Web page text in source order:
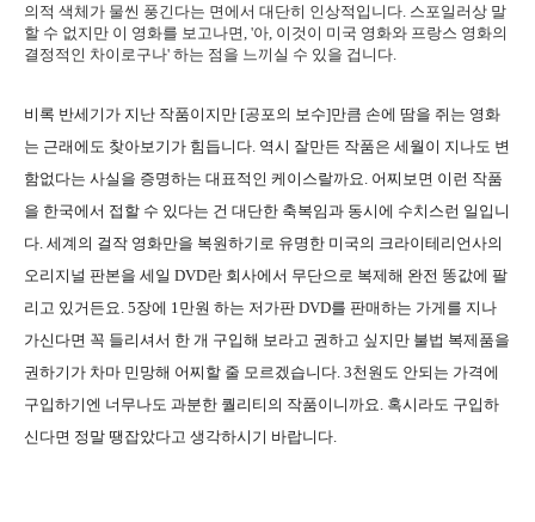
의적 색체가 물씬 풍긴다는 면에서 대단히 인상적입니다. 스포일러상 말
할 수 없지만 이 영화를 보고나면, '아, 이것이 미국 영화와 프랑스 영화의
결정적인 차이로구나' 하는 점을 느끼실 수 있을 겁니다.
비록 반세기가 지난 작품이지만 [공포의 보수]만큼 손에 땀을 쥐는 영화
는 근래에도 찾아보기가 힘듭니다. 역시 잘만든 작품은 세월이 지나도 변
함없다는 사실을 증명하는 대표적인 케이스랄까요. 어찌보면 이런 작품
을 한국에서 접할 수 있다는 건 대단한 축복임과 동시에 수치스런 일입니
다. 세계의 걸작 영화만을 복원하기로 유명한 미국의 크라이테리언사의
오리지널 판본을 세일 DVD란 회사에서 무단으로 복제해 완전 똥값에 팔
리고 있거든요. 5장에 1만원 하는 저가판 DVD를 판매하는 가게를 지나
가신다면 꼭 들리셔서 한 개 구입해 보라고 권하고 싶지만 불법 복제품을
권하기가 차마 민망해 어찌할 줄 모르겠습니다. 3천원도 안되는 가격에
구입하기엔 너무나도 과분한 퀄리티의 작품이니까요. 혹시라도 구입하
신다면 정말 땡잡았다고 생각하시기 바랍니다.